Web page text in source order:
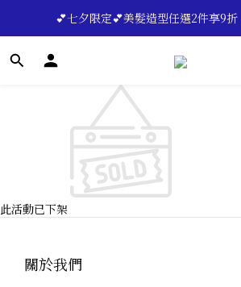
🔥💪My Superdad😍｜全館領券享9
💕七夕限定💕美髮造型任選2件享9
一分鐘登錄保固 | 買得安心又放
🔥💪My Superdad😍｜全館領券享9
此活動已下架
關於我們